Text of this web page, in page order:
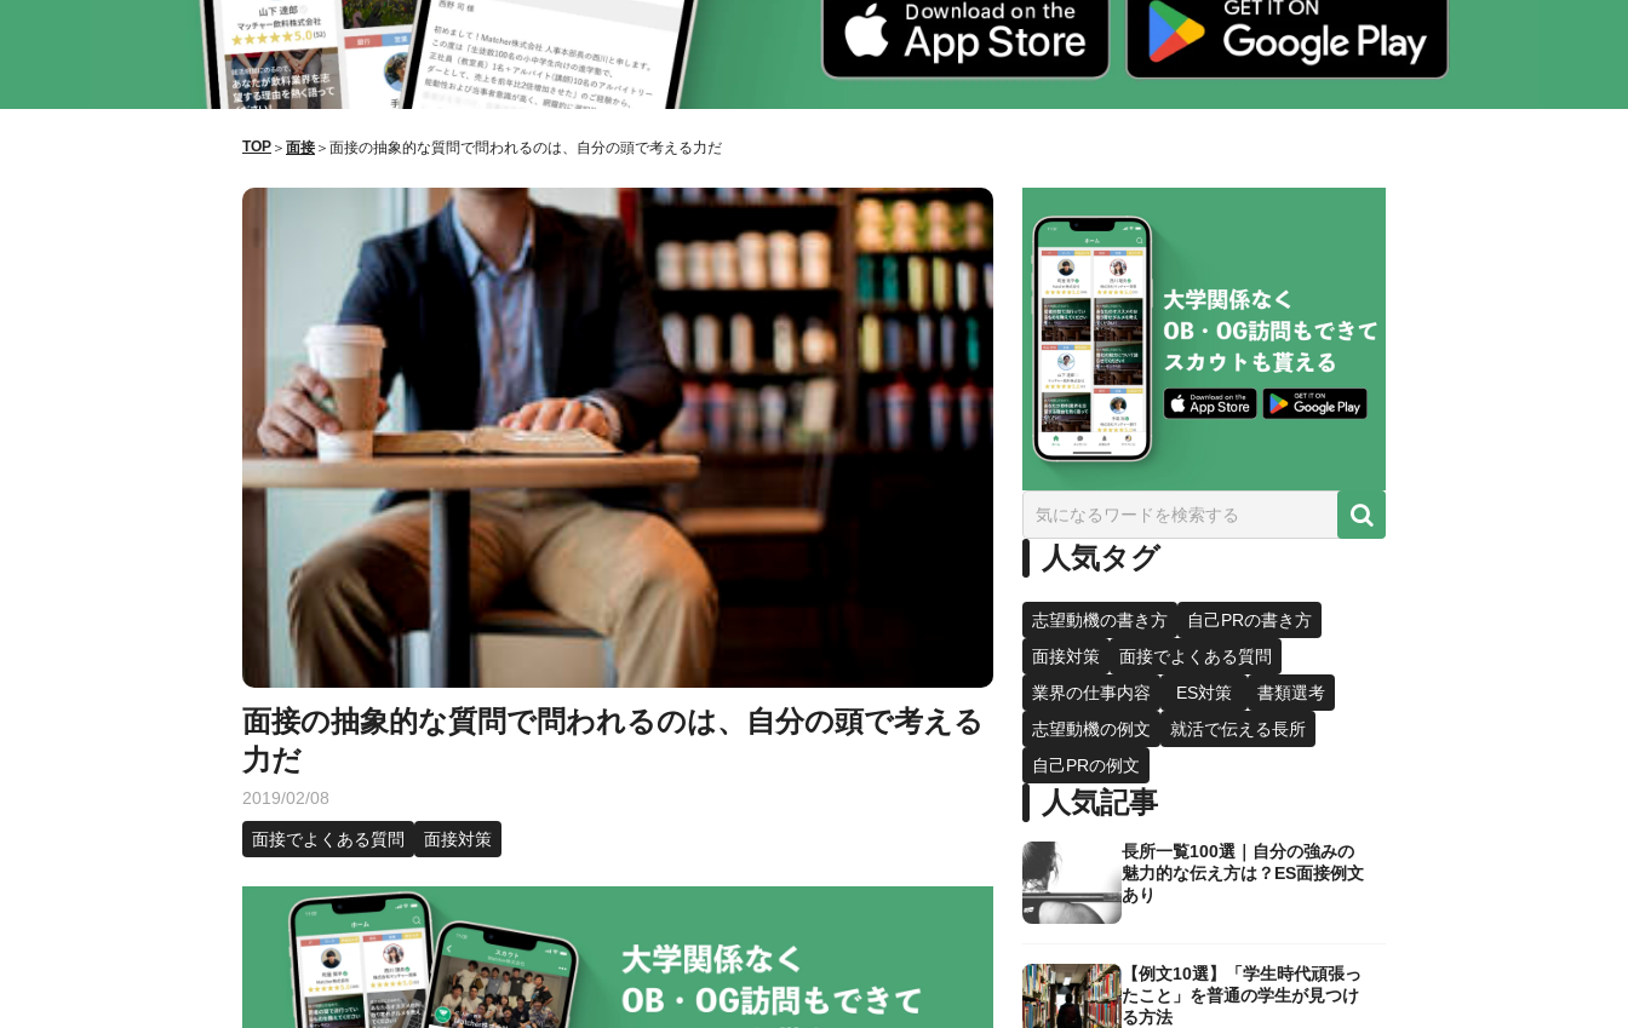
TOP ＞ 面接 ＞ 面接の抽象的な質問で問われるのは、自分の頭で考える力だ
面接の抽象的な質問で問われるのは、自分の頭で考える
力だ
2019/02/08
面接でよくある質問 面接対策
人気タグ
志望動機の書き方
自己PRの書き方
面接対策
面接でよくある質問
業界の仕事内容
ES対策
書類選考
志望動機の例文
就活で伝える長所
自己PRの例文
人気記事
長所一覧100選｜自分の強みの
魅力的な伝え方は？ES面接例文
あり
【例文10選】「学生時代頑張っ
たこと」を普通の学生が見つけ
る方法